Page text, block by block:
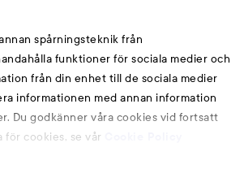
spårningsteknik från
funktioner för sociala medier och
från din enhet till de sociala medier
informationen med annan information
Du godkänner våra cookies vid fortsatt
cookies, se vår